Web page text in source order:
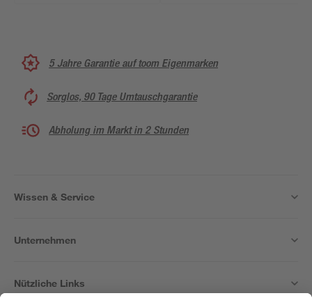
5 Jahre Garantie auf toom Eigenmarken
Sorglos, 90 Tage Umtauschgarantie
Abholung im Markt in 2 Stunden
Wissen & Service
Unternehmen
Nützliche Links